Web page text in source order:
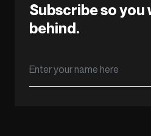
Subscribe so you
behind.